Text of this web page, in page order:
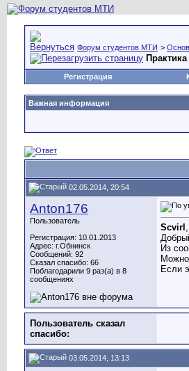
Форум студентов МТИ >
Практика
Регистрация
Важная информация
02.05.2014, 20:54
Anton176
Пользователь
Регистрация: 10.01.2013
Адрес: г.Обнинск
Сообщений: 92
Сказал спасибо: 66
Поблагодарили 9 раз(а) в 8
сообщениях
Scvirl ,
Из
Можно
Если
Пользователь сказал
cпасибо:
03.05.2014, 13:13